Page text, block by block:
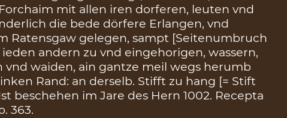
mit allen iren dorferen, leuten vnd
die bede dörfere Erlangen, vnd
Ratensgaw gelegen, sampt [Seitenumbruch
andern zu vnd eingehorigen, wassern,
vnd waiden, ain gantze meil wegs herumb
Rand: an derselb. Stifft zu hang [= Stift
beschehen im Jare des Hern 1002. Recepta
363.